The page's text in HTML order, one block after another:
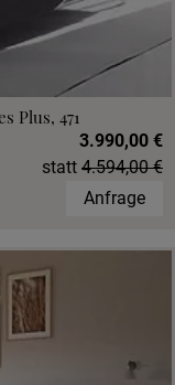
Plus, 471
3.990,00 €
statt 4.594,00 €
Anfrage